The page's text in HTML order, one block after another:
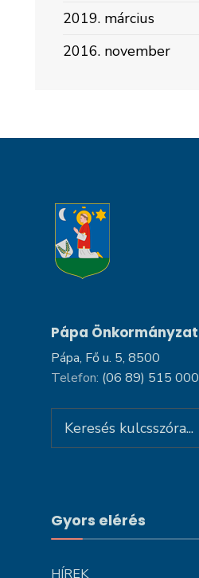
2019. március
2016. november
Pápa Önkormányzat
Pápa, Fő u. 5, 8500
Telefon: (06 89) 515 000
for:
Gyors elérés
HÍREK